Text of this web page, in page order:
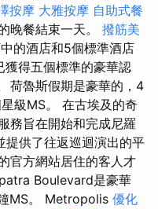
按摩 大雅按摩 自助式餐
晚餐結束一天。 撥筋美
的酒店和5個標準酒店
得五個標準的豪華認
荷魯斯假期是豪華的，4
級MS。 在古埃及的奇
務旨在開始和完成尼羅
提供了往返巡迴演出的平
官方網站居住的客人才
Boulevard是豪華
MS。 Metropolis 優化